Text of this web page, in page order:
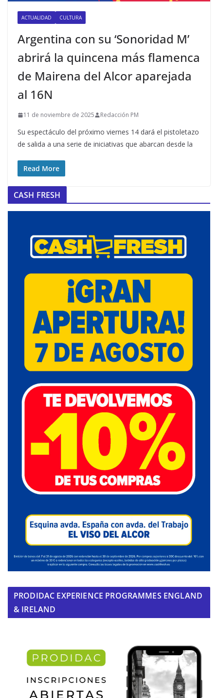
ACTUALIDAD CULTURA
Argentina con su ‘Sonoridad M’
abrirá la quincena más flamenca
de Mairena del Alcor aparejada
al 16N
11 de noviembre de 2025 Redacción PM
Su espectáculo del próximo viernes 14 dará el pistoletazo
de salida a una serie de iniciativas que abarcan desde la
Read More
CASH FRESH
PRODIDAC EXPERIENCE PROGRAMMES ENGLAND
& IRELAND